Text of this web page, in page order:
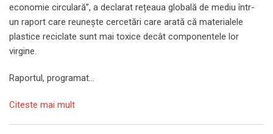
economie circulară”, a declarat rețeaua globală de mediu într-
un raport care reunește cercetări care arată că materialele
plastice reciclate sunt mai toxice decât componentele lor
virgine.
Raportul, programat…
Citeste mai mult